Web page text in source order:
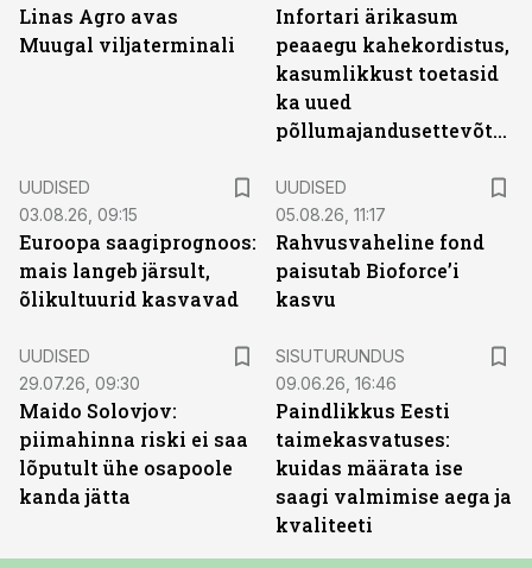
Linas Agro avas
Muugal viljaterminali
Infortari ärikasum
peaaegu kahekordistus,
kasumlikkust toetasid
ka uued
põllumajandusettevõtted
UUDISED
03.08.26, 09:15
Euroopa saagiprognoos:
mais langeb järsult,
õlikultuurid kasvavad
UUDISED
05.08.26, 11:17
Rahvusvaheline fond
paisutab Bioforce’i
kasvu
UUDISED
29.07.26, 09:30
Maido Solovjov:
piimahinna riski ei saa
lõputult ühe osapoole
kanda jätta
SISUTURUNDUS
09.06.26, 16:46
Paindlikkus Eesti
taimekasvatuses:
kuidas määrata ise
saagi valmimise aega ja
kvaliteeti